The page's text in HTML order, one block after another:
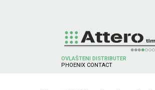
OVLAŠTENI DISTRIBUTER
P H O EN X CO NTACT